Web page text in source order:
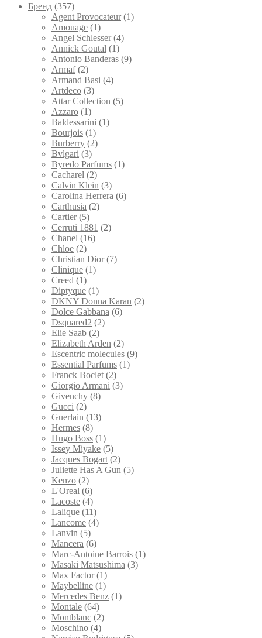
Брeнд (357)
Agent Provocateur (1)
Amouage (1)
Angel Schlesser (4)
Annick Goutal (1)
Antonio Banderas (9)
Armaf (2)
Armand Basi (4)
Artdeco (3)
Attar Collection (5)
Azzaro (1)
Baldessarini (1)
Bourjois (1)
Burberry (2)
Bvlgari (3)
Byredo Parfums (1)
Cacharel (2)
Calvin Klein (3)
Carolina Herrera (6)
Carthusia (2)
Cartier (5)
Cerruti 1881 (2)
Chanel (16)
Chloe (2)
Christian Dior (7)
Clinique (1)
Creed (1)
Diptyque (1)
DKNY Donna Karan (2)
Dolce Gabbana (6)
Dsquared2 (2)
Elie Saab (2)
Elizabeth Arden (2)
Escentric molecules (9)
Essential Parfums (1)
Franck Boclet (2)
Giorgio Armani (3)
Givenchy (8)
Gucci (2)
Guerlain (13)
Hermes (8)
Hugo Boss (1)
Issey Miyake (5)
Jacques Bogart (2)
Juliette Has A Gun (5)
Kenzo (2)
L'Oreal (6)
Lacoste (4)
Lalique (11)
Lancome (4)
Lanvin (5)
Mancera (6)
Marc-Antoine Barrois (1)
Masaki Matsushima (3)
Max Factor (1)
Maybelline (1)
Mercedes Benz (1)
Montale (64)
Montblanc (2)
Moschino (4)